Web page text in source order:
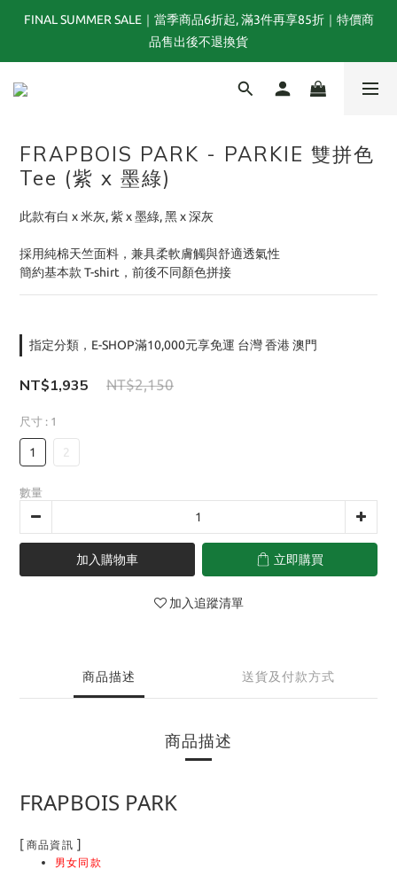
夏末選品特別企劃｜1折起｜特價商品售出後不退換貨
FINAL SUMMER SALE｜當季商品6折起, 滿3件再享85折｜特價商
品售出後不退換貨
TOGA x NTS capsule collection will be launching on 31st JULY
夏末選品特別企劃｜1折起｜特價商品售出後不退換貨
FRAPBOIS PARK - PARKIE 雙拼色
Tee (紫 x 墨綠)
此款有白 x 米灰, 紫 x 墨綠, 黑 x 深灰
採用純棉天竺面料，兼具柔軟膚觸與舒適透氣性
簡約基本款 T-shirt，前後不同顏色拼接
指定分類，E-SHOP滿10,000元享免運 台灣 香港 澳門
NT$1,935 NT$2,150
尺寸 : 1
1 2
數量
加入購物車 立即購買
加入追蹤清單
商品描述 送貨及付款方式
商品描述
FRAPBOIS PARK
[ 商品資訊 ]
男女同款